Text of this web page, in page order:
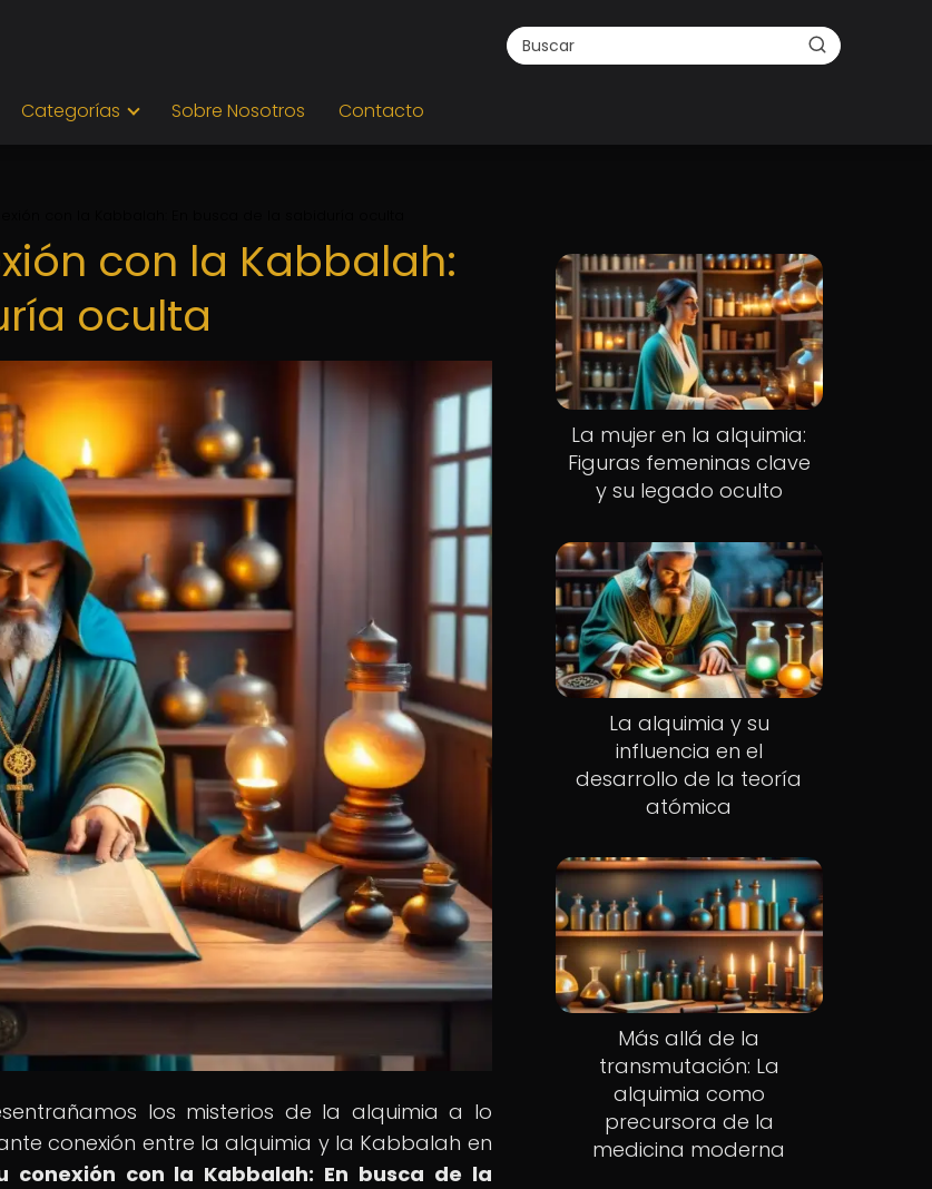
Categorías Sobre Nosotros Contacto
con la Kabbalah:
oculta
los misterios de la alquimia a lo
conexión entre la alquimia y la Kabbalah en
conexión con la Kabbalah: En busca de la
La mujer en la alquimia:
Figuras femeninas clave
y su legado oculto
La alquimia y su
influencia en el
desarrollo de la teoría
atómica
Más allá de la
transmutación: La
alquimia como
precursora de la
medicina moderna